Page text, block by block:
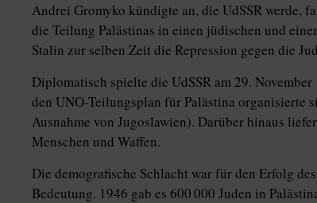
Andrei Gromyko kündigte an, die UdSSR werde,
die Teilung Palästinas in einen jüdischen und
Stalin zur selben Zeit die Repression gegen die
Diplomatisch spielte die UdSSR am 29.
den UNO-Teilungsplan für Palästina organisierte
Ausnahme von Jugoslawien). Darüber hinaus
Menschen und Waffen.
Die demografische Schlacht war für den Erfolg
Bedeutung. 1946 gab es 600 000 Juden in